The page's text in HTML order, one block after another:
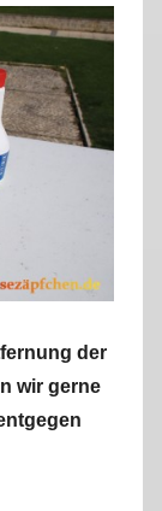
der
wir gerne